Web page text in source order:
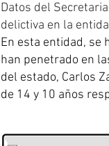
Datos del
delictiva en la
En esta entidad, se
han penetrado en
del estado, Carlos
de 14 y 10 años